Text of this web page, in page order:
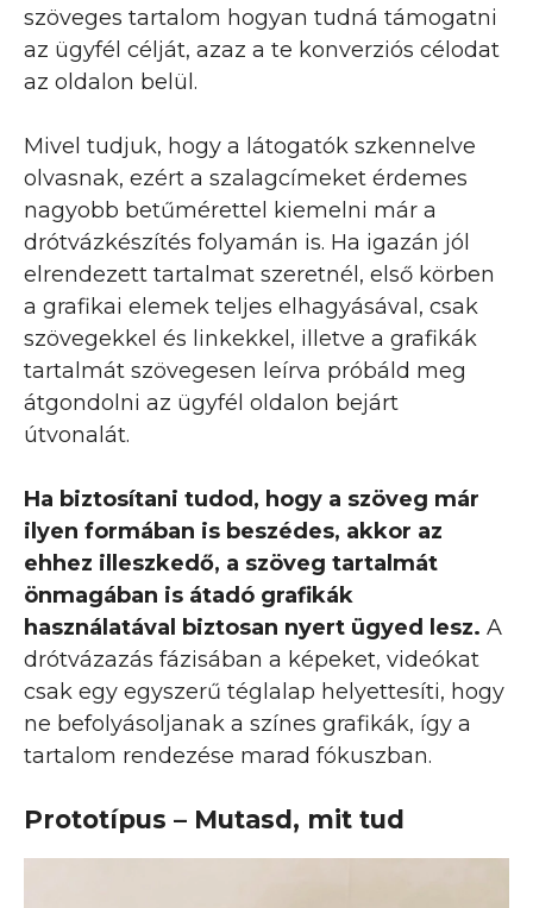
szöveges tartalom hogyan tudná támogatni
az ügyfél célját, azaz a te konverziós célodat
az oldalon belül.
Mivel tudjuk, hogy a látogatók szkennelve
olvasnak, ezért a szalagcímeket érdemes
nagyobb betűmérettel kiemelni már a
drótvázkészítés folyamán is. Ha igazán jól
elrendezett tartalmat szeretnél, első körben
a grafikai elemek teljes elhagyásával, csak
szövegekkel és linkekkel, illetve a grafikák
tartalmát szövegesen leírva próbáld meg
átgondolni az ügyfél oldalon bejárt
útvonalát.
Ha biztosítani tudod, hogy a szöveg már
ilyen formában is beszédes, akkor az
ehhez illeszkedő, a szöveg tartalmát
önmagában is átadó grafikák
használatával biztosan nyert ügyed lesz. A
drótvázazás fázisában a képeket, videókat
csak egy egyszerű téglalap helyettesíti, hogy
ne befolyásoljanak a színes grafikák, így a
tartalom rendezése marad fókuszban.
Prototípus – Mutasd, mit tud